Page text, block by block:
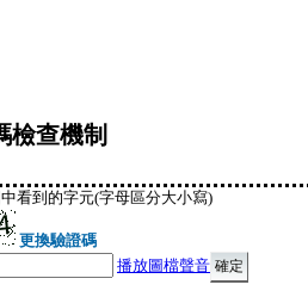
檢查機制
看到的字元(字母區分大小寫)
更換驗證碼
播放圖檔聲音